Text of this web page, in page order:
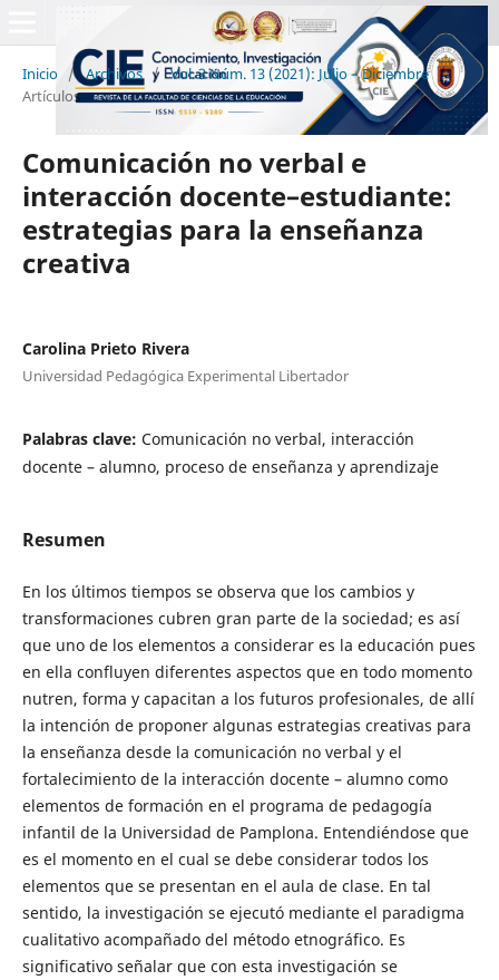
Inicio / Archivos / Vol. 3 Núm. 13 (2021): Julio – Diciembre /
Artículos
Comunicación no verbal e
interacción docente–estudiante:
estrategias para la enseñanza
creativa
Carolina Prieto Rivera
Universidad Pedagógica Experimental Libertador
Palabras clave: Comunicación no verbal, interacción
docente – alumno, proceso de enseñanza y aprendizaje
Resumen
En los últimos tiempos se observa que los cambios y
transformaciones cubren gran parte de la sociedad; es así
que uno de los elementos a considerar es la educación pues
en ella confluyen diferentes aspectos que en todo momento
nutren, forma y capacitan a los futuros profesionales, de allí
la intención de proponer algunas estrategias creativas para
la enseñanza desde la comunicación no verbal y el
fortalecimiento de la interacción docente – alumno como
elementos de formación en el programa de pedagogía
infantil de la Universidad de Pamplona. Entendiéndose que
es el momento en el cual se debe considerar todos los
elementos que se presentan en el aula de clase. En tal
sentido, la investigación se ejecutó mediante el paradigma
cualitativo acompañado del método etnográfico. Es
significativo señalar que con esta investigación se